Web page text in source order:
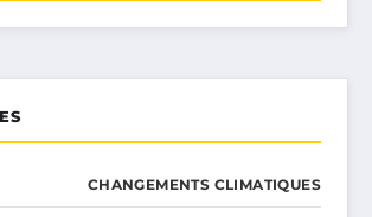
CHANGEMENTS CLIMATIQUES